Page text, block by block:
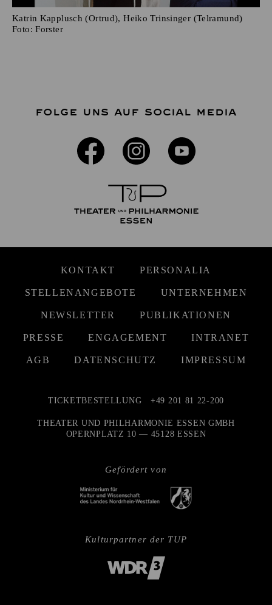
Katrin Kapplusch (Ortrud), Heiko Trinsinger (Telramund)
Foto: Forster
FOLGE UNS AUF SOCIAL MEDIA
KONTAKT PERSONALIA
STELLENANGEBOTE UNTERNEHMEN
NEWSLETTER PUBLIKATIONEN
PRESSE ENGAGEMENT INTRANET
AGB DATENSCHUTZ IMPRESSUM
Gefördert von
TICKETBESTELLUNG +49 201 81 22-200
THEATER UND PHILHARMONIE ESSEN GMBH
OPERNPLATZ 10 — 45128 ESSEN
Kulturpartner der TUP